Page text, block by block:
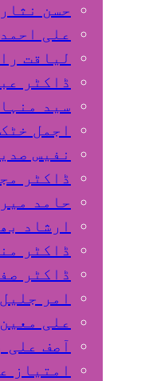
حسن نثار
علی
لیاقت
ڈاکٹر
سید
اجمل
نفیس
ڈاکٹر
حامد میر
ارشاد
ڈاکٹر
ڈاکٹر
امر جلیل
علی
آصف علی
امتیاز